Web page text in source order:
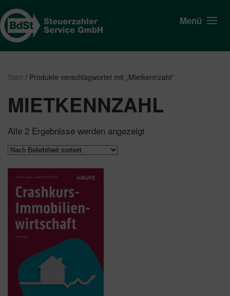
Menü
Start / Produkte verschlagwortet mit „Mietkennzahl“
MIETKENNZAHL
Alle 2 Ergebnisse werden angezeigt